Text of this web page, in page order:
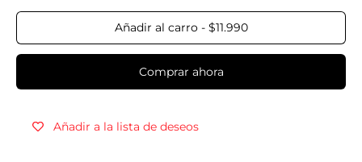
Añadir al carro - $11.990
Comprar ahora
Añadir a la lista de deseos